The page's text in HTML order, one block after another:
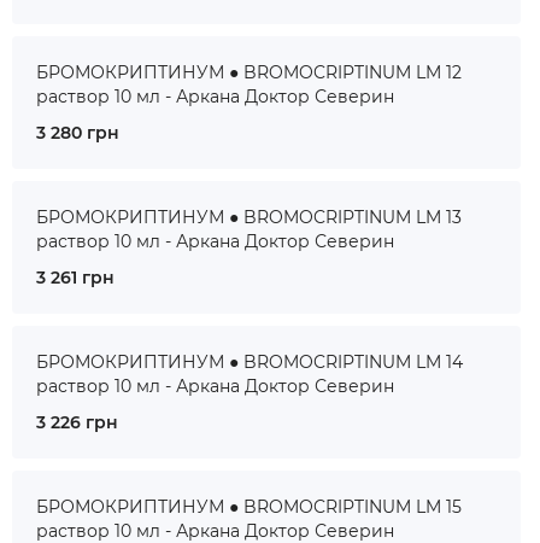
БРОМОКРИПТИНУМ ● BROMOCRIPTINUM LM 12
раствор 10 мл - Аркана Доктор Северин
3 280 грн
БРОМОКРИПТИНУМ ● BROMOCRIPTINUM LM 13
раствор 10 мл - Аркана Доктор Северин
3 261 грн
БРОМОКРИПТИНУМ ● BROMOCRIPTINUM LM 14
раствор 10 мл - Аркана Доктор Северин
3 226 грн
БРОМОКРИПТИНУМ ● BROMOCRIPTINUM LM 15
раствор 10 мл - Аркана Доктор Северин